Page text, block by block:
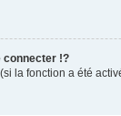
connecter !?
la fonction a été